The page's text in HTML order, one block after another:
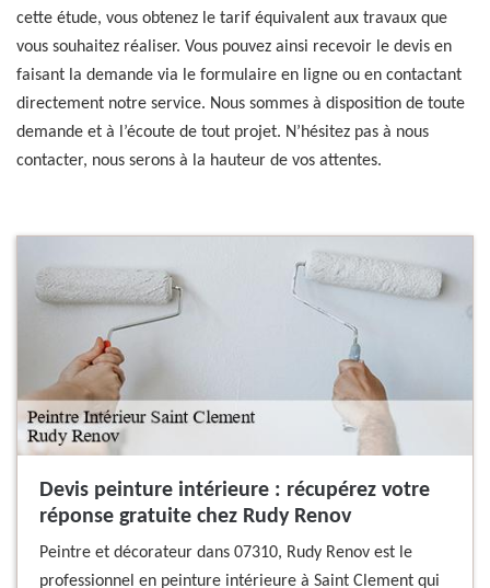
cette étude, vous obtenez le tarif équivalent aux travaux que
vous souhaitez réaliser. Vous pouvez ainsi recevoir le devis en
faisant la demande via le formulaire en ligne ou en contactant
directement notre service. Nous sommes à disposition de toute
demande et à l’écoute de tout projet. N’hésitez pas à nous
contacter, nous serons à la hauteur de vos attentes.
Devis peinture intérieure : récupérez votre
réponse gratuite chez Rudy Renov
Peintre et décorateur dans 07310, Rudy Renov est le
professionnel en peinture intérieure à Saint Clement qui